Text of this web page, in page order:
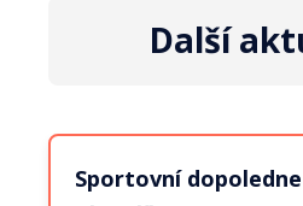
Další
Sportovní